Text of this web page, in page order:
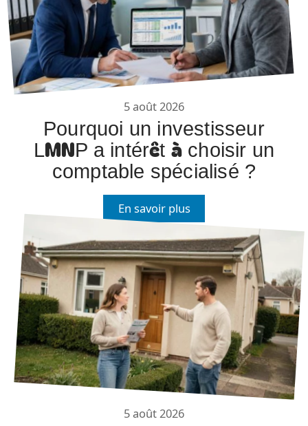
5 août 2026
Pourquoi un investisseur
LMNP a intérêt à choisir un
comptable spécialisé ?
En savoir plus
5 août 2026